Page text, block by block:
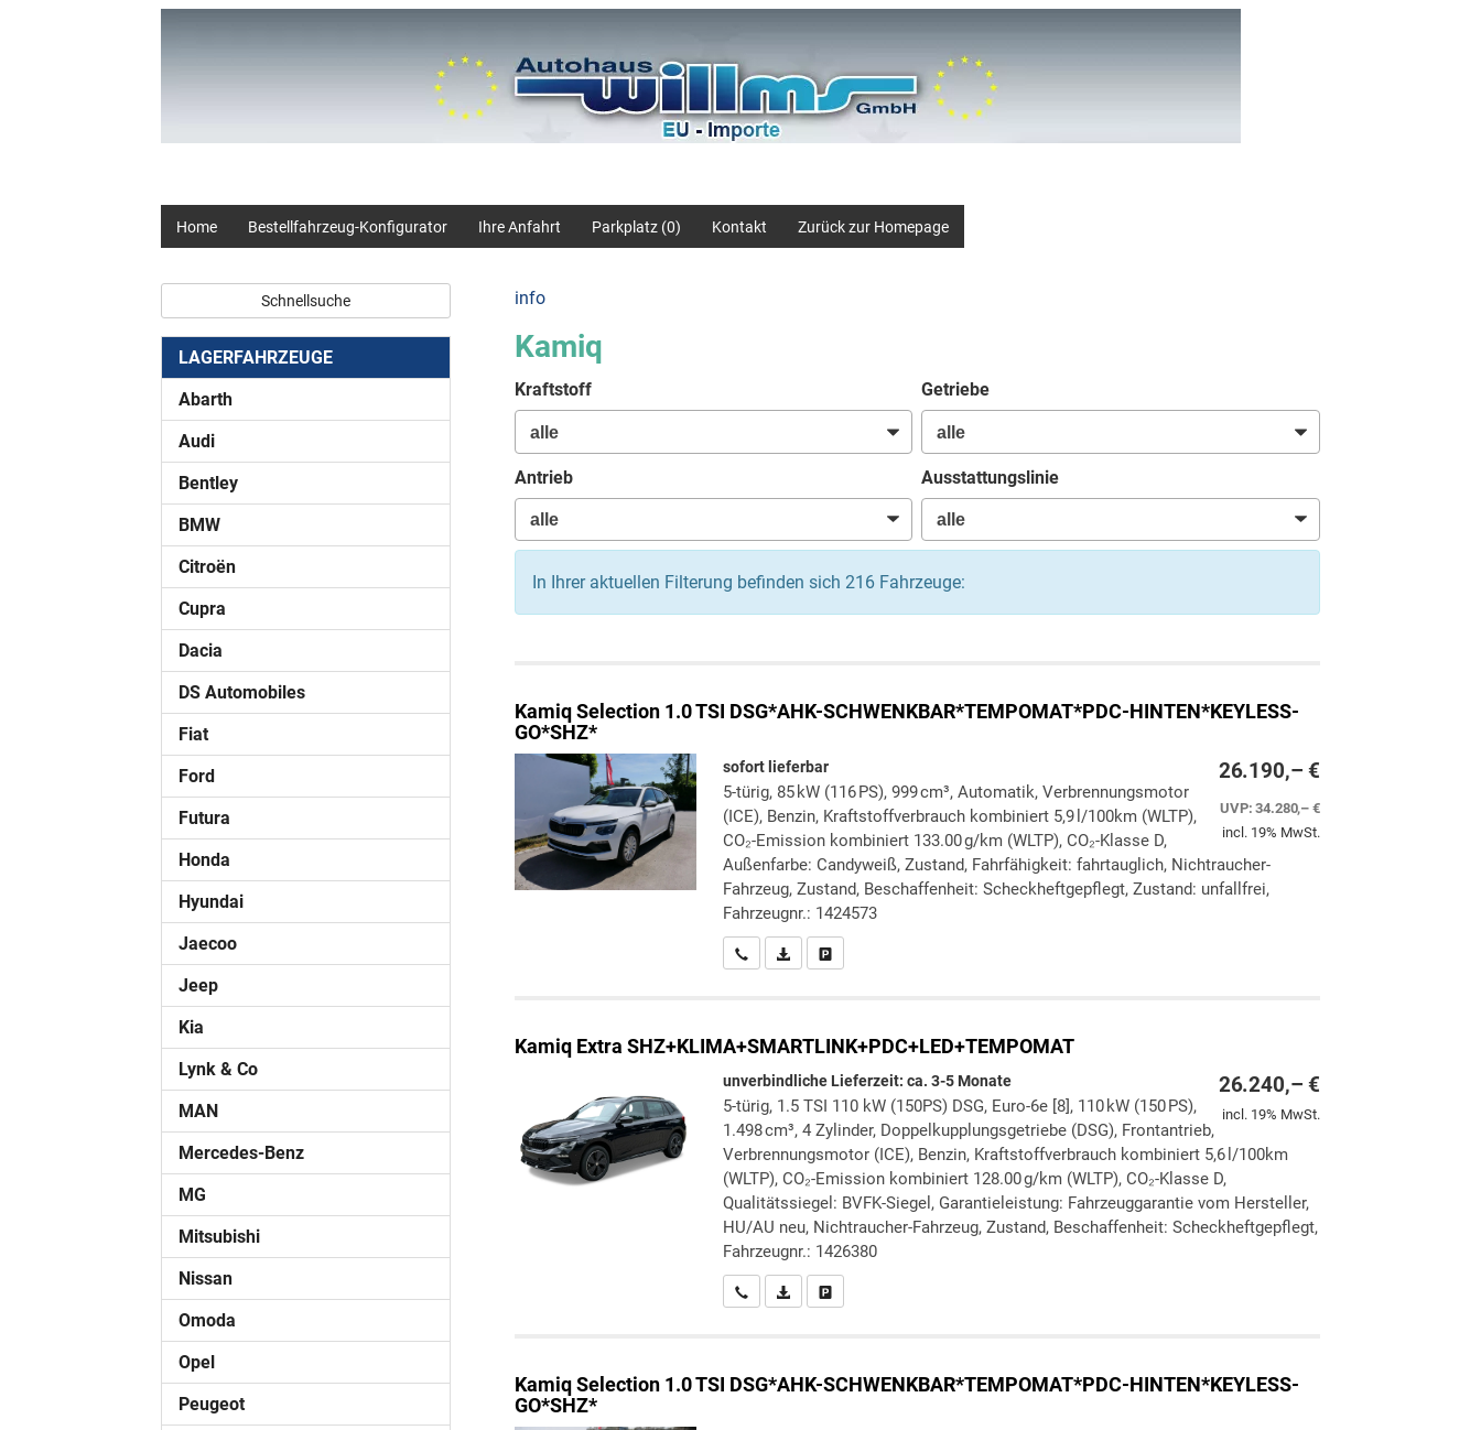
Home Bestellfahrzeug-Konfigurator Ihre Anfahrt Parkplatz (0) Kontakt Zurück zur Homepage
info
Kamiq
Kraftstoff Getriebe
Antrieb Ausstattungslinie
In Ihrer aktuellen Filterung befinden sich 216Fahrzeuge:
KamiqSelection 1.0 TSI DSG*AHK-SCHWENKBAR*TEMPOMAT*PDC-HINTEN*KEYLESS-
GO*SHZ*
26.190,– €
UVP:34.280,– €
incl. 19% MwSt.
sofort lieferbar
5-türig, 85 kW (116 PS), 999 cm³, Automatik, Verbrennungsmotor
(ICE), Benzin, Kraftstoffverbrauch kombiniert 5,9 l/100km (WLTP),
CO₂-Emission kombiniert 133.00 g/km (WLTP), CO₂-Klasse D,
Außenfarbe: Candyweiß, Zustand, Fahrfähigkeit: fahrtauglich, Nichtraucher-
Fahrzeug, Zustand, Beschaffenheit: Scheckheftgepflegt, Zustand: unfallfrei,
Fahrzeugnr.: 1424573
Wir rufen Sie an
PDF-Datei, Fahrzeugexposé drucken
Drucken, parken oder vergleichen
Kamiq Extra SHZ+KLIMA+SMARTLINK+PDC+LED+TEMPOMAT
26.240,– €
incl. 19% MwSt.
unverbindliche Lieferzeit: ca. 3-5 Monate
5-türig, 1.5 TSI 110 kW (150PS) DSG, Euro-6e [8], 110 kW (150 PS),
1.498 cm³, 4 Zylinder, Doppelkupplungsgetriebe (DSG), Frontantrieb,
Verbrennungsmotor (ICE), Benzin, Kraftstoffverbrauch kombiniert 5,6 l/100km
(WLTP), CO₂-Emission kombiniert 128.00 g/km (WLTP), CO₂-Klasse D,
Qualitätssiegel: BVFK-Siegel, Garantieleistung: Fahrzeuggarantie vom Hersteller,
HU/AU neu, Nichtraucher-Fahrzeug, Zustand, Beschaffenheit: Scheckheftgepflegt,
Fahrzeugnr.: 1426380
Wir rufen Sie an
PDF-Datei, Fahrzeugexposé drucken
Drucken, parken oder vergleichen
KamiqSelection 1.0 TSI DSG*AHK-SCHWENKBAR*TEMPOMAT*PDC-HINTEN*KEYLESS-
GO*SHZ*
Schnellsuche
LAGERFAHRZEUGE
Abarth
Audi
Bentley
BMW
Citroën
Cupra
Dacia
DS Automobiles
Fiat
Ford
Futura
Honda
Hyundai
Jaecoo
Jeep
Kia
Lynk & Co
MAN
Mercedes-Benz
MG
Mitsubishi
Nissan
Omoda
Opel
Peugeot